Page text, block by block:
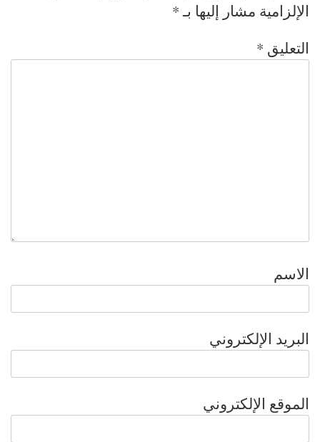
الإلزامية مشار إليها بـ*
التعليق *
الاسم
البريد الإلكتروني
الموقع الإلكتروني